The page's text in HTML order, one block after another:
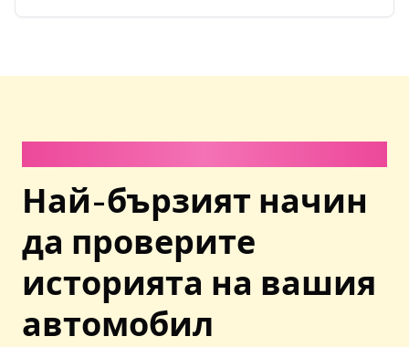
Най-бързият начин
да проверите
историята на вашия
автомобил